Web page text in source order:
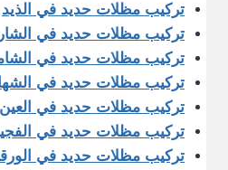
تركيب مظلات حديد في الذيد
تركيب مظلات حديد في
تركيب مظلات حديد في
تركيب مظلات حديد في
تركيب مظلات حديد في العين
تركيب مظلات حديد في
تركيب مظلات حديد في